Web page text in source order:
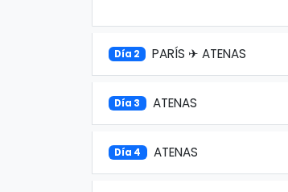
Día 2 PARÍS ✈ ATENAS
Día 3 ATENAS
Día 4 ATENAS